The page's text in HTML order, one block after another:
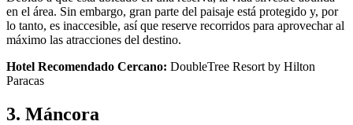
en el área. Sin embargo, gran parte del paisaje está protegido y, por
lo tanto, es inaccesible, así que reserve recorridos para aprovechar al
máximo las atracciones del destino.
Hotel Recomendado Cercano: DoubleTree Resort by Hilton
Paracas
3. Máncora